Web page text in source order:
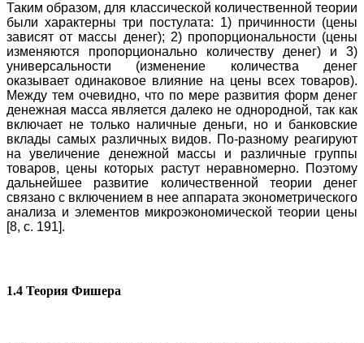
Таким образом, для классической количественной теории
были характерны три постулата: 1) причинности (цены
зависят от массы денег); 2) пропорциональности (цены
изменяются пропорционально количеству денег) и 3)
универсальности (изменение количества денег
оказывает одинаковое влияние на цены всех товаров).
Между тем очевидно, что по мере развития форм денег
денежная масса является далеко не однородной, так как
включает не только наличные деньги, но и банковские
вклады самых различных видов. По-разному реагируют
на увеличение денежной массы и различные группы
товаров, цены которых растут неравномерно. Поэтому
дальнейшее развитие количественной теории денег
связано с включением в нее аппарата эконометрического
анализа и элементов микроэкономической теории цены
[8, с. 191].
1.4 Теория Фишера